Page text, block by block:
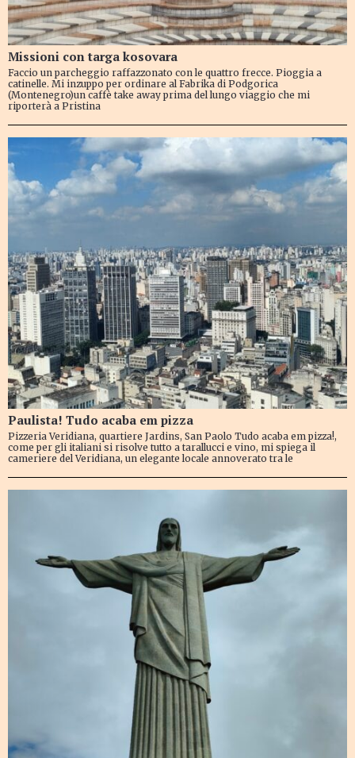
Missioni con targa kosovara
Faccio un parcheggio raffazzonato con le quattro frecce. Pioggia a
catinelle. Mi inzuppo per ordinare al Fabrika di Podgorica
(Montenegro)un caffè take away prima del lungo viaggio che mi
riporterà a Pristina
Paulista! Tudo acaba em pizza
Pizzeria Veridiana, quartiere Jardins, San Paolo Tudo acaba em pizza!,
come per gli italiani si risolve tutto a tarallucci e vino, mi spiega il
cameriere del Veridiana, un elegante locale annoverato tra le